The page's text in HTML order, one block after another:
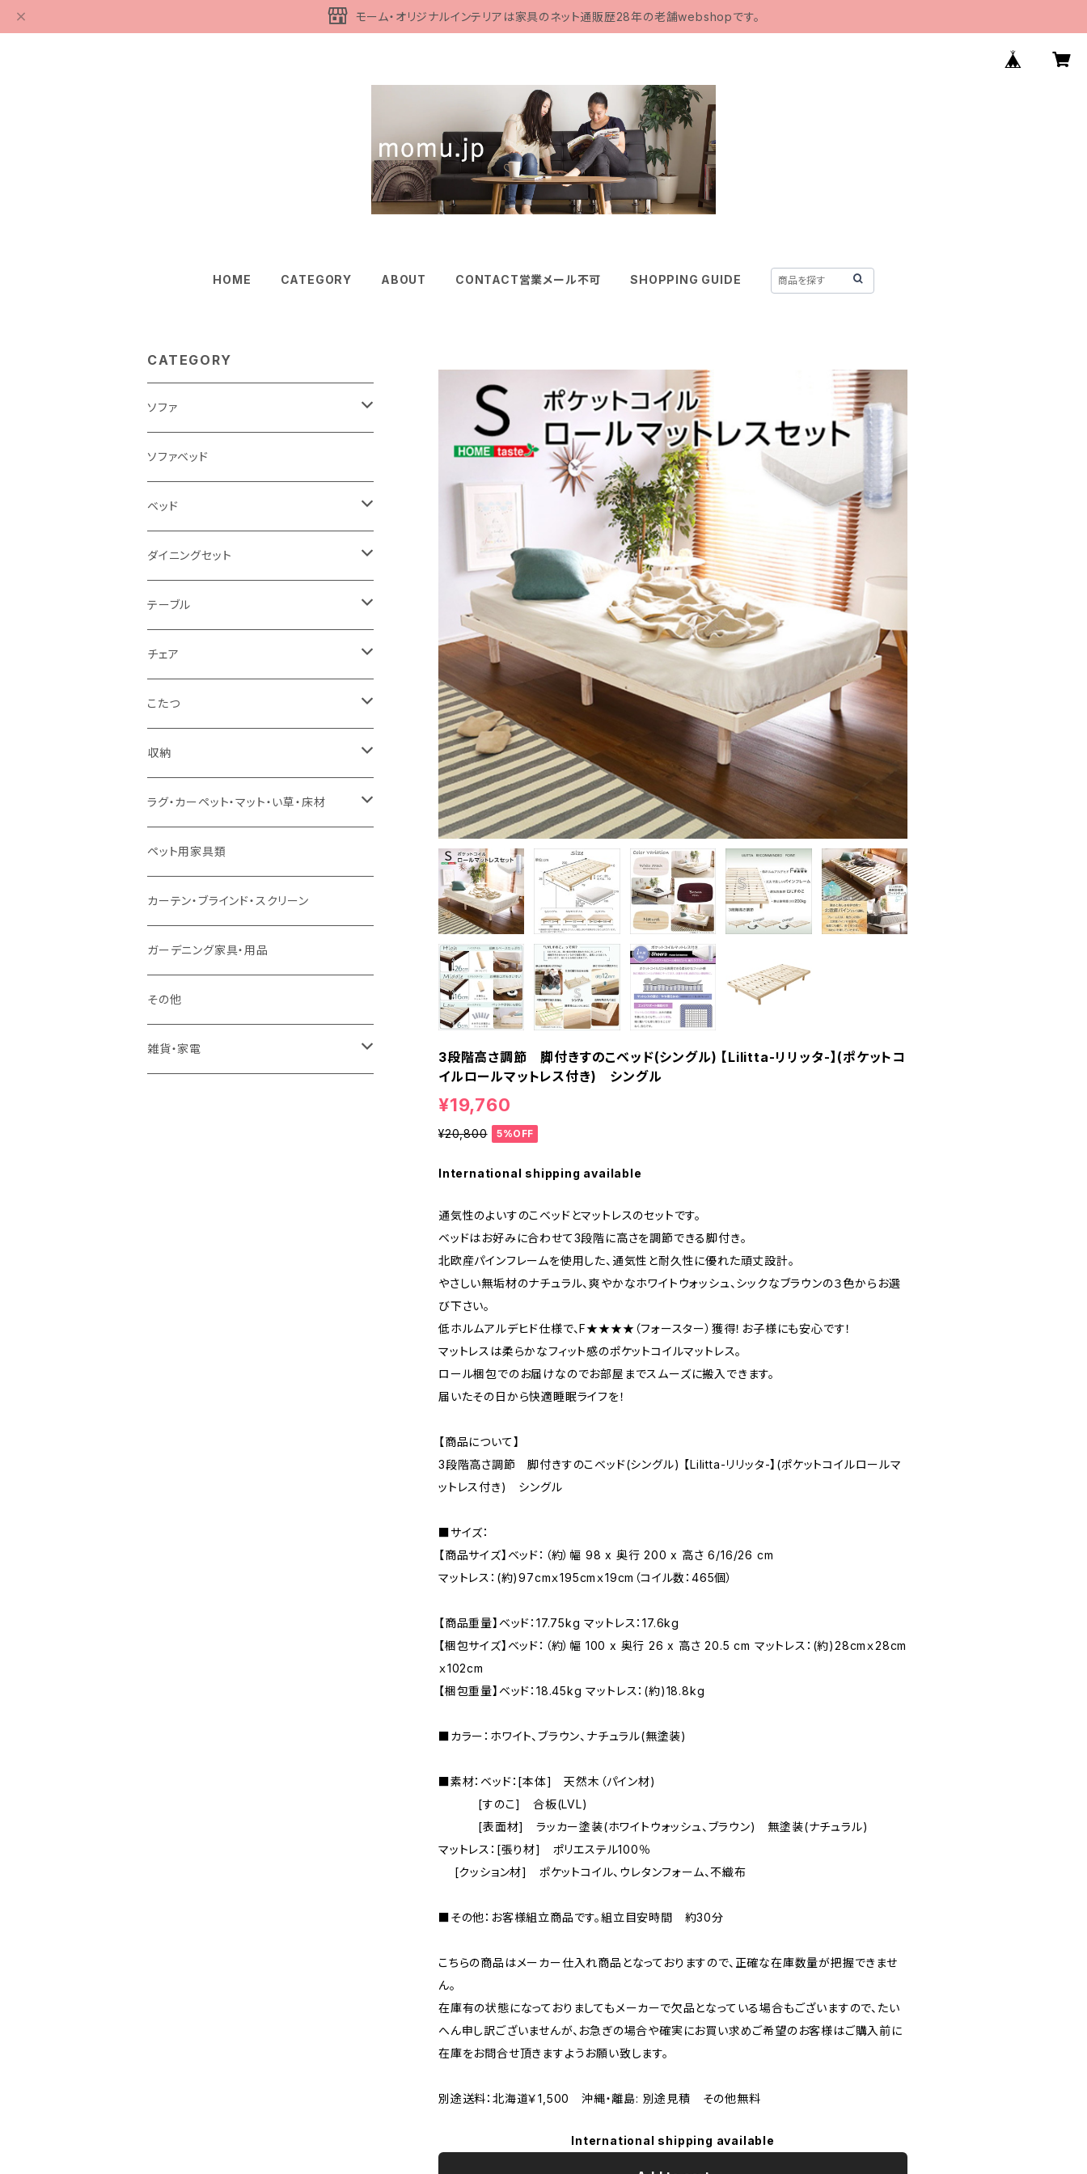
モーム・オリジナルインテリアは家具のネット通販歴28年の老舗webshopです。
HOME CATEGORY ABOUT CONTACT営業メール不可 SHOPPING GUIDE
3段階高さ調節 脚付きすのこベッド(シングル) 【Lilitta-リリッタ-】(ポケットコ
イルロールマットレス付き) シングル
¥19,760
¥20,800 5%OFF
International shipping available
通気性のよいすのこベッドとマットレスのセットです。
ベッドはお好みに合わせて3段階に高さを調節できる脚付き。
北欧産パインフレームを使用した、通気性と耐久性に優れた頑丈設計。
やさしい無垢材のナチュラル、爽やかなホワイトウォッシュ、シックなブラウンの３色からお選
び下さい。
低ホルムアルデヒド仕様で、F★★★★（フォースター）獲得！お子様にも安心です！
マットレスは柔らかなフィット感のポケットコイルマットレス。
ロール梱包でのお届けなのでお部屋までスムーズに搬入できます。
届いたその日から快適睡眠ライフを！
【商品について】
3段階高さ調節 脚付きすのこベッド(シングル) 【Lilitta-リリッタ-】(ポケットコイルロールマ
ットレス付き) シングル
■サイズ：
【商品サイズ】ベッド：（約）幅 98 x 奥行 200 x 高さ 6/16/26 cm
マットレス：(約)97cmｘ195cmｘ19cm（コイル数：465個）
【商品重量】ベッド：17.75kg マットレス：17.6kg
【梱包サイズ】ベッド：（約）幅 100 x 奥行 26 x 高さ 20.5 cm マットレス：(約)28cmｘ28cm
ｘ102cm
【梱包重量】ベッド：18.45kg マットレス：(約)18.8kg
■カラー：ホワイト、ブラウン、ナチュラル(無塗装)
■素材：ベッド：[本体] 天然木（パイン材)
[すのこ] 合板(LVL)
[表面材] ラッカー塗装(ホワイトウォッシュ、ブラウン) 無塗装(ナチュラル)
マットレス：[張り材] ポリエステル100％
[クッション材] ポケットコイル、ウレタンフォーム、不織布
■その他：お客様組立商品です。組立目安時間 約30分
こちらの商品はメーカー仕入れ商品となっておりますので、正確な在庫数量が把握できませ
ん。
在庫有の状態になっておりましてもメーカーで欠品となっている場合もございますので、たい
へん申し訳ございませんが、お急ぎの場合や確実にお買い求めご希望のお客様はご購入前に
在庫をお問合せ頂きますようお願い致します。
別途送料：北海道￥1,500 沖縄・離島: 別途見積 その他無料
International shipping available
CATEGORY
ソファ
3人掛け
2.5人掛け
2人掛け
1人掛け
カウチソファ
コーナーソファ
ソファセット
スツール・オットマン
ソファ付属品
クッション・座椅子
ソファベッド
ベッド
シングルサイズ以下（フレームのみ）
セミダブルサイズ（フレームのみ）
ダブルサイズ（フレームのみ）
ワイドダブルサイズ以上（フレームのみ）
シングルサイズ以下（マットレス付）
セミダブルサイズ（マットレス付）
ダブルサイズ（マットレス付）
ダブルサイズ以上（マットレス付）
ロフトベッド
二段ベッド
マットレス
ダイニングセット
ダイニング3点セット以下
ダイニング4点セット
ダイニング5点・6点セット
ダイニング7点セット以上
テーブル
センターテーブル
ダイニングテーブル
カウンターテーブル
リフティングテーブル
サイドテーブル・コーヒーテーブル
デスク
チェア
ダイニングチェア
カウンターチェア
キッズチェア
オフィスチェア・ゲーミングチェア
ダイニングベンチ・スツール
こたつ
こたつテーブル
こたつ布団
コタツ・布団セット
収納
本棚・シェルフ
食器棚・収納庫
レンジ台・カウンター
ラック
TVボード
キャビネット・飾り棚
ラグ・カーペット・マット・い草・床材
マット・フロアタイル
ラグ
カーペット
ペット用家具類
カーテン・ブラインド・スクリーン
ガーデニング家具・用品
その他
雑貨・家電